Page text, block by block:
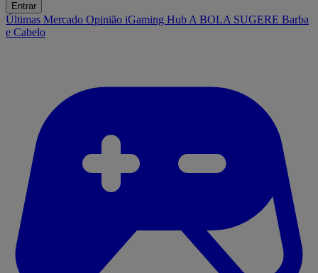
Entrar
Últimas Mercado Opinião iGaming Hub A BOLA SUGERE Barba
e Cabelo